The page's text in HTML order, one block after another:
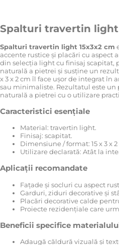
Spalturi travertin light
Spalturi travertin light 15x3x2 cm
accente rustice și placări cu aspect
din selecția light cu finisaj scapitat,
naturală a pietrei și susține un
x 3 x 2 cm îl face ușor de integrat în
sau minimaliste. Rezultatul este un
naturală a pietrei cu o utilizare
Caracteristici esențiale
Material: travertin light.
Finisaj: scapitat.
Dimensiune / format: 15 x 3 x 2
Utilizare declarată: Atât la
Aplicații recomandate
Fațade și socluri cu aspect
Garduri, ziduri decorative și
Placări decorative calde
Proiecte rezidențiale care
Beneficii specifice
Adaugă căldură vizuală și